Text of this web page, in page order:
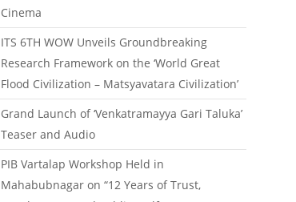
Cinema
ITS 6TH WOW Unveils Groundbreaking
Research Framework on the ‘World Great
Flood Civilization – Matsyavatara Civilization’
Grand Launch of ‘Venkatramayya Gari Taluka’
Teaser and Audio
PIB Vartalap Workshop Held in
Mahabubnagar on “12 Years of Trust,